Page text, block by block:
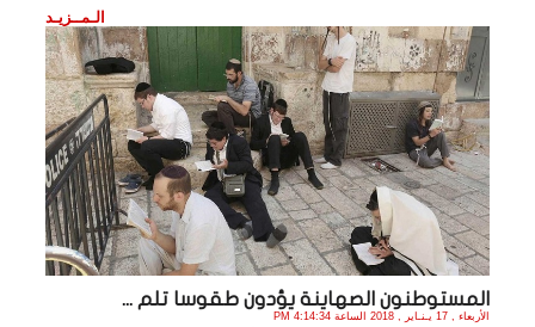
الـمــزيـد
المستوطنون الصهاينة يؤدون طقوسا تلم ...
الأربعاء , 17 يـنـاير , 2018 الساعة 4:14:34 PM